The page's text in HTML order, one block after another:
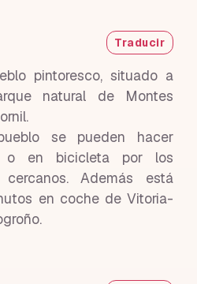
Traducir
pintoresco, situado a
natural de Montes
se pueden hacer
o en bicicleta por los
Además está
en coche de Vitoria-